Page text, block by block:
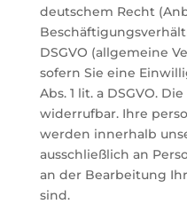
deutschem Recht
DSGVO (allgemeine
sofern Sie eine
Abs. 1 lit. a DSGVO.
widerrufbar. Ihre
werden innerhalb
ausschließlich an
an der Bearbeitung
sind.